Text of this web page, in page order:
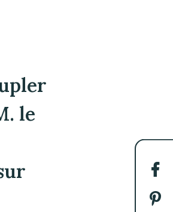
le
sur